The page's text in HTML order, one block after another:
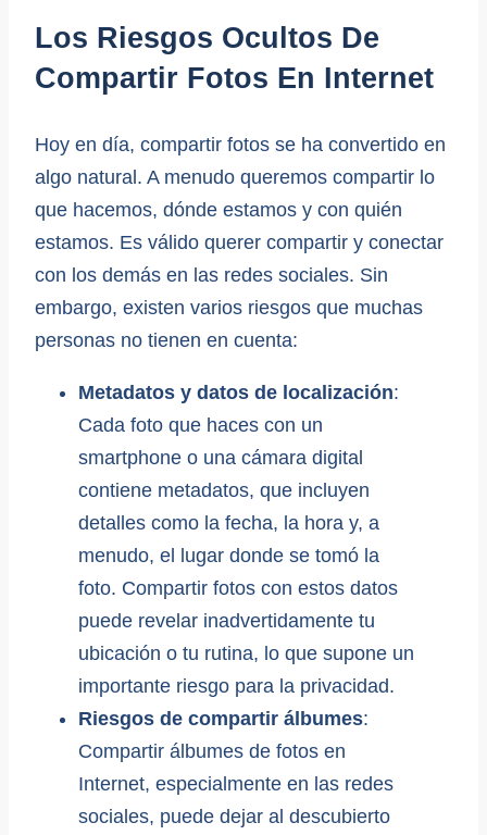
Los Riesgos Ocultos De
Compartir Fotos En Internet
Hoy en día, compartir fotos se ha convertido en
algo natural. A menudo queremos compartir lo
que hacemos, dónde estamos y con quién
estamos. Es válido querer compartir y conectar
con los demás en las redes sociales. Sin
embargo, existen varios riesgos que muchas
personas no tienen en cuenta:
Metadatos y datos de localización:
Cada foto que haces con un
smartphone o una cámara digital
contiene metadatos, que incluyen
detalles como la fecha, la hora y, a
menudo, el lugar donde se tomó la
foto. Compartir fotos con estos datos
puede revelar inadvertidamente tu
ubicación o tu rutina, lo que supone un
importante riesgo para la privacidad.
Riesgos de compartir álbumes:
Compartir álbumes de fotos en
Internet, especialmente en las redes
sociales, puede dejar al descubierto